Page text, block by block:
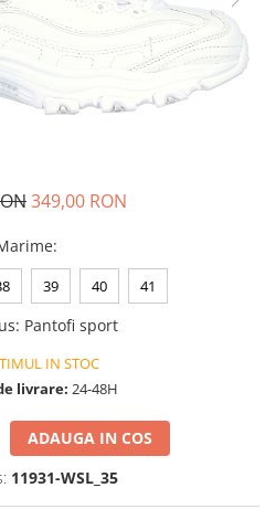
349,00 RON
:
39 40 41
: Pantofi sport
IN STOC
livrare: 24-48H
ADAUGA IN COS
11931-WSL_35